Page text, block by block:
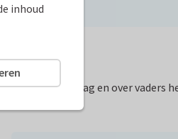
voor Vaderdag en over vaders
inhoud